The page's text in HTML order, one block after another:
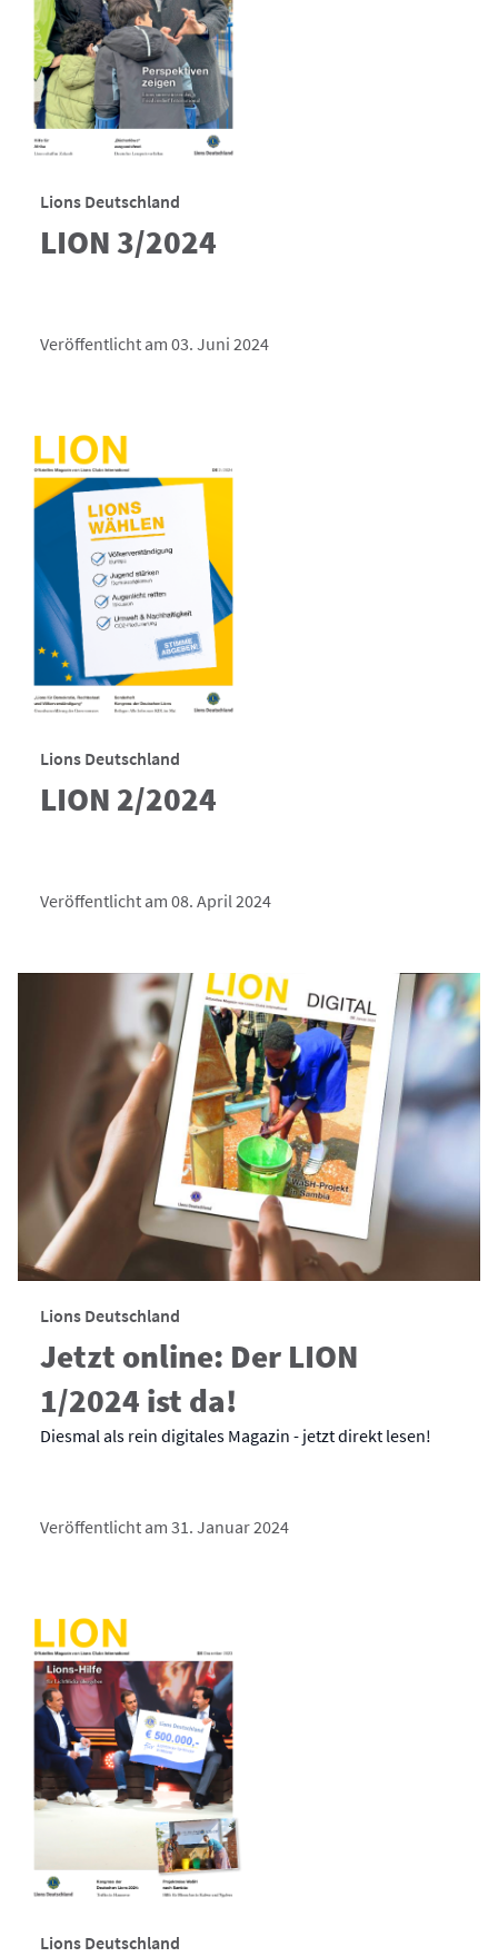
Lions Deutschland
LION 3/2024
Veröffentlicht am 03. Juni 2024
Lions Deutschland
LION 2/2024
Veröffentlicht am 08. April 2024
Lions Deutschland
Jetzt online: Der LION
1/2024 ist da!
Diesmal als rein digitales Magazin - jetzt direkt lesen!
Veröffentlicht am 31. Januar 2024
Lions Deutschland